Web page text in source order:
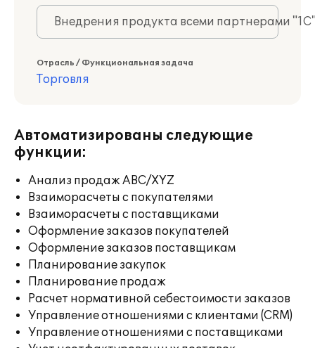
Внедрения продукта всеми партнерами
Отрасль / Функциональная задача
Торговля
Автоматизированы следующие
функции:
Анализ продаж ABC/XYZ
Взаиморасчеты с покупателями
Взаиморасчеты с поставщиками
Оформление заказов покупателей
Оформление заказов поставщикам
Планирование закупок
Планирование продаж
Расчет нормативной себестоимости заказов
Управление отношениями с клиентами (CRM)
Управление отношениями с поставщиками